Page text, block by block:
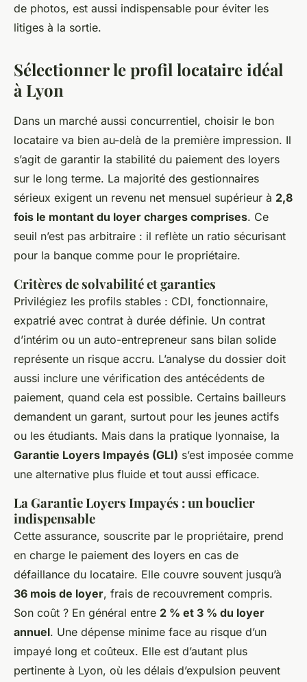
de photos, est aussi indispensable pour éviter les
litiges à la sortie.
Sélectionner le profil locataire idéal
à Lyon
Dans un marché aussi concurrentiel, choisir le bon
locataire va bien au-delà de la première impression. Il
s’agit de garantir la stabilité du paiement des loyers
sur le long terme. La majorité des gestionnaires
sérieux exigent un revenu net mensuel supérieur à 2,8
fois le montant du loyer charges comprises. Ce
seuil n’est pas arbitraire : il reflète un ratio sécurisant
pour la banque comme pour le propriétaire.
Critères de solvabilité et garanties
Privilégiez les profils stables : CDI, fonctionnaire,
expatrié avec contrat à durée définie. Un contrat
d’intérim ou un auto-entrepreneur sans bilan solide
représente un risque accru. L’analyse du dossier doit
aussi inclure une vérification des antécédents de
paiement, quand cela est possible. Certains bailleurs
demandent un garant, surtout pour les jeunes actifs
ou les étudiants. Mais dans la pratique lyonnaise, la
Garantie Loyers Impayés (GLI) s’est imposée comme
une alternative plus fluide et tout aussi efficace.
La Garantie Loyers Impayés : un bouclier
indispensable
Cette assurance, souscrite par le propriétaire, prend
en charge le paiement des loyers en cas de
défaillance du locataire. Elle couvre souvent jusqu’à
36 mois de loyer, frais de recouvrement compris.
Son coût ? En général entre 2 % et 3 % du loyer
annuel. Une dépense minime face au risque d’un
impayé long et coûteux. Elle est d’autant plus
pertinente à Lyon, où les délais d’expulsion peuvent